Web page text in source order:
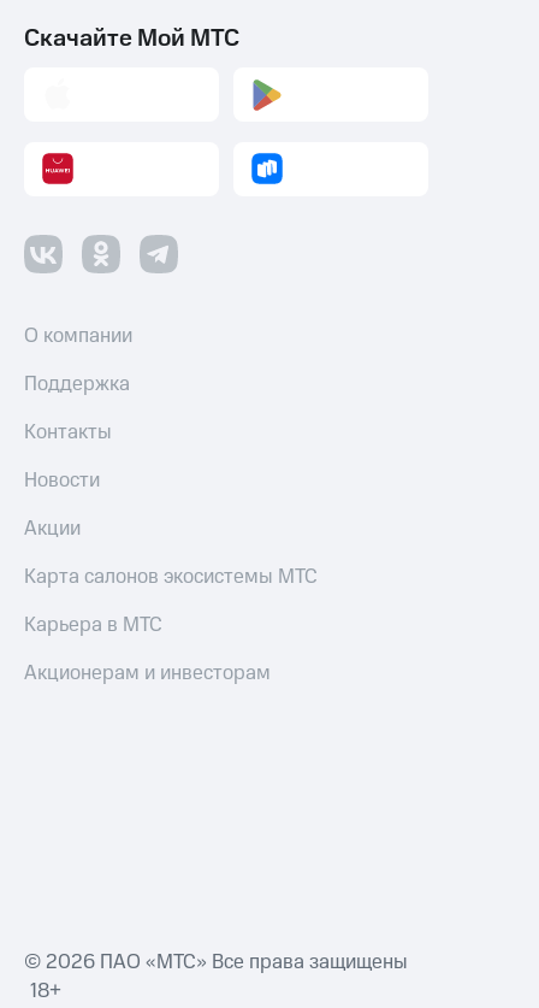
Планшеты
Скачайте Мой МТС
О компании
Поддержка
Контакты
Новости
Акции
Карта салонов экосистемы МТС
Карьера в МТС
Акционерам и инвесторам
© 2026 ПАО «МТС» Все права защищены
18+